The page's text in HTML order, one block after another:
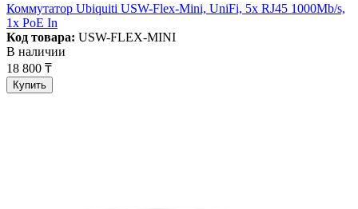
Коммутатор Ubiquiti USW-Flex-Mini, UniFi, 5x RJ45 1000Mb/s,
1x PoE In
Код товара: USW-FLEX-MINI
В наличии
18 800 ₸
Купить